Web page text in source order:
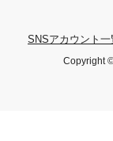
SNSアカウント一
Copyright